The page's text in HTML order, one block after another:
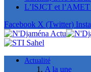
L’ISJCT et l’AMET
Facebook X (Twitter)
Actualité
A la une